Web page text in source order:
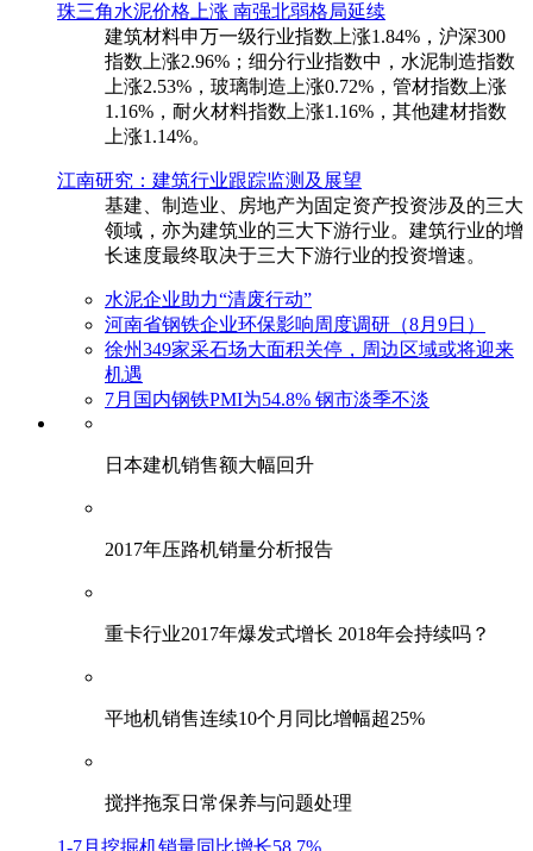
珠三角水泥价格上涨 南强北弱格局延续
建筑材料申万一级行业指数上涨1.84%，沪深300
指数上涨2.96%；细分行业指数中，水泥制造指数
上涨2.53%，玻璃制造上涨0.72%，管材指数上涨
1.16%，耐火材料指数上涨1.16%，其他建材指数
上涨1.14%。
江南研究：建筑行业跟踪监测及展望
基建、制造业、房地产为固定资产投资涉及的三大
领域，亦为建筑业的三大下游行业。建筑行业的增
长速度最终取决于三大下游行业的投资增速。
水泥企业助力“清废行动”
河南省钢铁企业环保影响周度调研（8月9日）
徐州349家采石场大面积关停，周边区域或将迎来
机遇
7月国内钢铁PMI为54.8% 钢市淡季不淡
日本建机销售额大幅回升
2017年压路机销量分析报告
重卡行业2017年爆发式增长 2018年会持续吗？
平地机销售连续10个月同比增幅超25%
搅拌拖泵日常保养与问题处理